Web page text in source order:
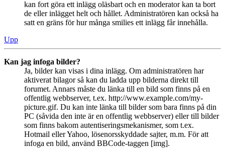
kan fort göra ett inlägg oläsbart och en moderator kan ta bort
de eller inlägget helt och hållet. Administratören kan också ha
satt en gräns för hur många smilies ett inlägg får innehålla.
Upp
Kan jag infoga bilder?
Ja, bilder kan visas i dina inlägg. Om administratören har
aktiverat bilagor så kan du ladda upp bilderna direkt till
forumet. Annars måste du länka till en bild som finns på en
offentlig webbserver, t.ex. http://www.example.com/my-
picture.gif. Du kan inte länka till bilder som bara finns på din
PC (såvida den inte är en offentlig webbserver) eller till bilder
som finns bakom autentiseringsmekanismer, som t.ex.
Hotmail eller Yahoo, lösenorsskyddade sajter, m.m. För att
infoga en bild, använd BBCode-taggen [img].